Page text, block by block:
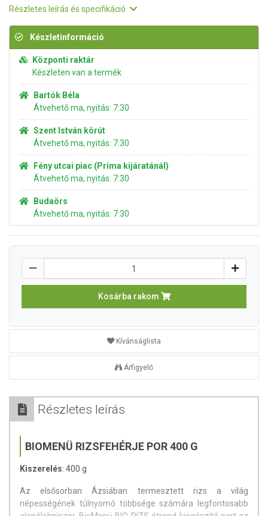
Részletes leírás és specifikáció
Készletinformáció
Központi raktár
Készleten van a termék
Bartók Béla
Átvehető ma, nyitás: 7:30
Szent István körút
Átvehető ma, nyitás: 7:30
Fény utcai piac (Príma kijáratánál)
Átvehető ma, nyitás: 7:30
Budaörs
Átvehető ma, nyitás: 7:30
Kosárba rakom
Kívánságlista
Árfigyelő
Részletes leírás
BIOMENÜ RIZSFEHÉRJE POR 400 G
Kiszerelés: 400 g
Az elsősorban Ázsiában termesztett rizs a világ
népességének túlnyomó többsége számára legfontosabb